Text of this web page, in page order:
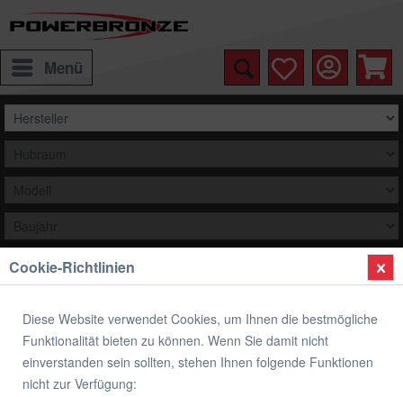
Menü
Auswählen
Übersicht Airflow Racingscheibe (Double- Bubble)
Airflow Racingscheibe (Double- Bubble)
YAMAHA YZF-R3
Cookie-Richtlinien
Diese Website verwendet Cookies, um Ihnen die bestmögliche
Funktionalität bieten zu können. Wenn Sie damit nicht
einverstanden sein sollten, stehen Ihnen folgende Funktionen
nicht zur Verfügung: